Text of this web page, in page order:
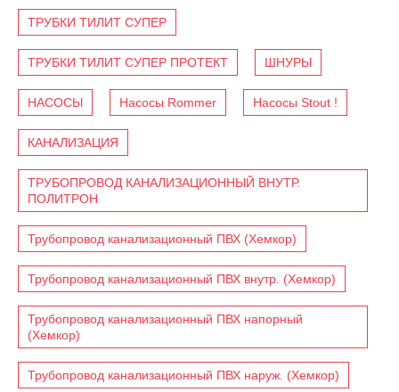
ТРУБКИ ТИЛИТ СУПЕР
ТРУБКИ ТИЛИТ СУПЕР ПРОТЕКТ ШНУРЫ
НАСОСЫ Насосы Rommer Насосы Stout !
КАНАЛИЗАЦИЯ
ТРУБОПРОВОД КАНАЛИЗАЦИОННЫЙ ВНУТР.
ПОЛИТРОН
Трубопровод канализационный ПВХ (Хемкор)
Трубопровод канализационный ПВХ внутр. (Хемкор)
Трубопровод канализационный ПВХ напорный
(Хемкор)
Трубопровод канализационный ПВХ наруж. (Хемкор)